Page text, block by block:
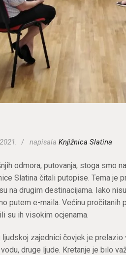
napisalaKnjižnica Slatina
odmora, putovanja, stoga smo
Slatina čitali putopise. Tema je
na drugim destinacijama. Iako
putem e-maila. Većinu pročitanih
su ih visokim ocjenama.
zajednici čovjek je prelazio
druge ljude. Kretanje je bilo